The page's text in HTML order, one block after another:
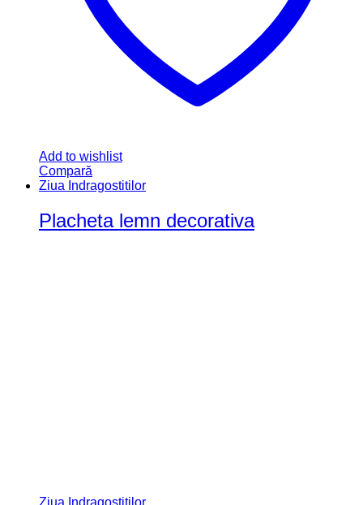
Add to wishlist
Compară
Ziua Indragostitilor
Placheta lemn decorativa
Ziua Indragostitilor